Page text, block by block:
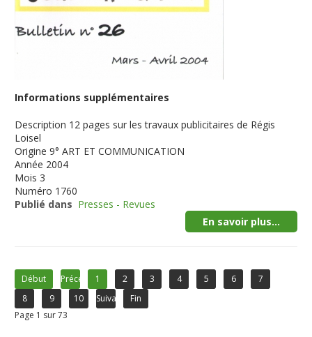
Informations supplémentaires
Description 12 pages sur les travaux publicitaires de Régis
Loisel
Origine 9° ART ET COMMUNICATION
Année 2004
Mois 3
Numéro 1760
Publié dans Presses - Revues
En savoir plus...
Début Précédent1 2 3 4 5 6
7
8
9 10 Suivant
Fin
Page 1 sur 73